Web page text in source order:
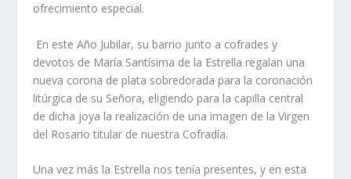
ofrecimiento especial.
En este Año Jubilar, su barrio junto a cofrades y
devotos de María Santísima de la Estrella regalan una
nueva corona de plata sobredorada para la coronación
litúrgica de su Señora, eligiendo para la capilla central
de dicha joya la realización de una imagen de la Virgen
del Rosario titular de nuestra Cofradía.
Una vez más la Estrella nos tenía presentes, y en esta